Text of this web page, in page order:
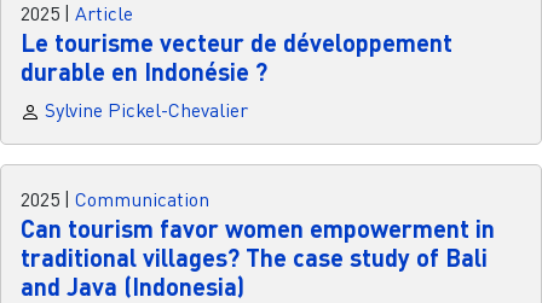
2025 Article
Le tourisme vecteur de développement
durable en Indonésie ?
Sylvine Pickel-Chevalier
2025 Communication
Can tourism favor women empowerment in
traditional villages? The case study of Bali
and Java (Indonesia)